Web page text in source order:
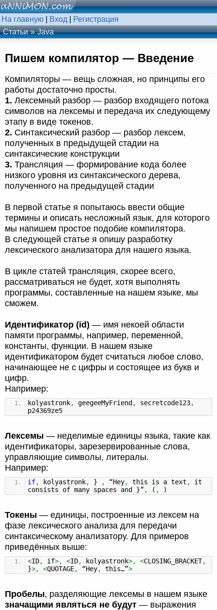
На главную Вход
Регистрация
Статьи
Java
Пишем компилятор — Введение
Компиляторы — вещь сложная, но принципы его
работы достаточно просты.
1. Лексемный разбор — разбор входящего потока
символов на лексемы и передача их следующему
этапу в виде токенов.
2. Синтаксический разбор — разбор лексем,
полученных в предыдущей стадии на
синтаксические конструкции
3. Трансляция — формирование кода более
низкого уровня из синтаксического дерева,
полученного на предыдущей стадии
В первой статье я попытаюсь ввести общие
термины и описать несложный язык, для которого
мы напишем простое подобие компилятора.
В следующей статье я опишу разработку
лексического анализатора для нашего языка.
В цикле статей трансляция, скорее всего,
рассматриваться не будет, хотя выполнять
программы, составленные на нашем языке, мы
сможем.
Идентификатор (id) — имя некоей области
памяти программы, например, переменной,
константы, функции. В нашем языке
идентификатором будет считаться любое слово,
начинающее не с цифры и состоящее из букв и
цифр.
Например:
kolyastronk, geegeeMyFriend , secretcode123,
p24369ze5
Лексемы — неделимые единицы языка, такие как
идентификаторы, зарезервированные слова,
управляющие символы, литералы.
Например:
if, kolyastronk, } , “Hey, this is a text ,
it
consists of many spaces and }” , ( , )
Токены — единицы, построенные из лексем на
фазе лексического анализа для передачи
синтаксическому анализатору. Для примеров
приведённых выше:
<ID, if>, <ID, kolyastronk>, <CLOSING_BRACKET,
}>, <QUOTAGE, “Hey, this…”>
Пробелы, разделяющие лексемы в нашем языке
значащими являться не будут — выражения